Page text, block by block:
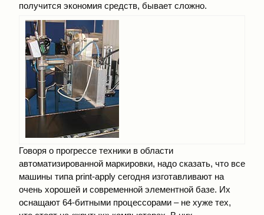
получится экономия средств, бывает сложно.
Говоря о прогрессе техники в области
автоматизированной маркировки, надо сказать, что все
машины типа print-apply сегодня изготавливают на
очень хорошей и современной элементной базе. Их
оснащают 64-битными процессорами – не хуже тех,